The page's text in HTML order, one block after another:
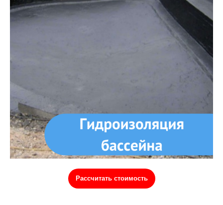
Рассчитать стоимость